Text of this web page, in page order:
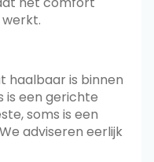
haalbaar is binnen
is een gerichte
soms is een
adviseren eerlijk